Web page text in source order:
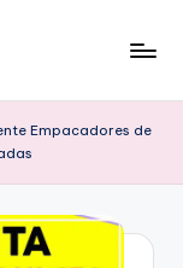
Empacadores de